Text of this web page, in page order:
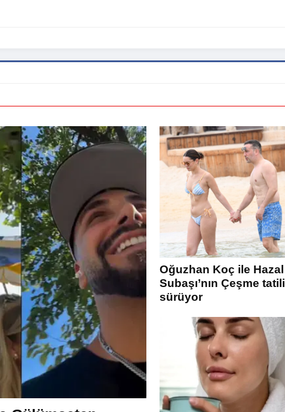
Oğuzhan Koç ile Hazal
Subaşı’nın Çeşme tatili
sürüyor